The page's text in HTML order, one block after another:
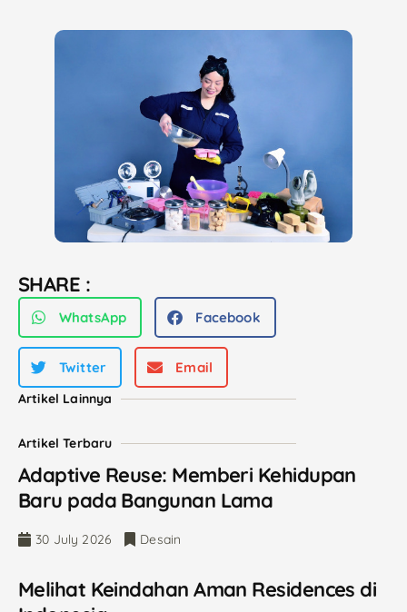
SHARE :
WhatsApp Facebook
Twitter Email
Artikel Lainnya
Artikel Terbaru
Adaptive Reuse: Memberi Kehidupan
Baru pada Bangunan Lama
30 July 2026 Desain
Melihat Keindahan Aman Residences di